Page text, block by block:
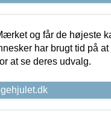
og får de højeste
har brugt tid på
at se deres udvalg.